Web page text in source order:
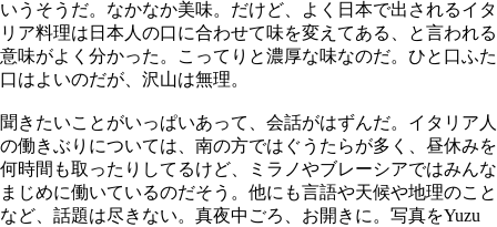
いうそうだ。なかなか美味。だけど、よく日本で出されるイタ
リア料理は日本人の口に合わせて味を変えてある、と言われる
意味がよく分かった。こってりと濃厚な味なのだ。ひと口ふた
口はよいのだが、沢山は無理。
聞きたいことがいっぱいあって、会話がはずんだ。イタリア人
の働きぶりについては、南の方ではぐうたらが多く、昼休みを
何時間も取ったりしてるけど、ミラノやブレーシアではみんな
まじめに働いているのだそう。他にも言語や天候や地理のこと
など、話題は尽きない。真夜中ごろ、お開きに。写真をYuzu